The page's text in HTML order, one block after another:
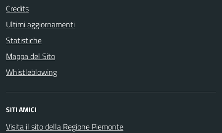
Credits
Ultimi aggiornamenti
Statistiche
Mappa del Sito
Whistleblowing
SITI AMICI
Visita il sito della Regione Piemonte